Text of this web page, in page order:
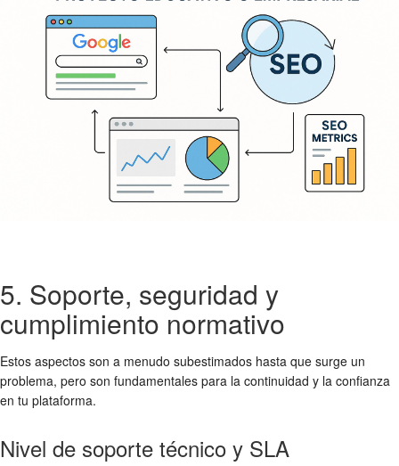
5. Soporte, seguridad y
cumplimiento normativo
Estos aspectos son a menudo subestimados hasta que surge un
problema, pero son fundamentales para la continuidad y la confianza
en tu plataforma.
Nivel de soporte técnico y SLA